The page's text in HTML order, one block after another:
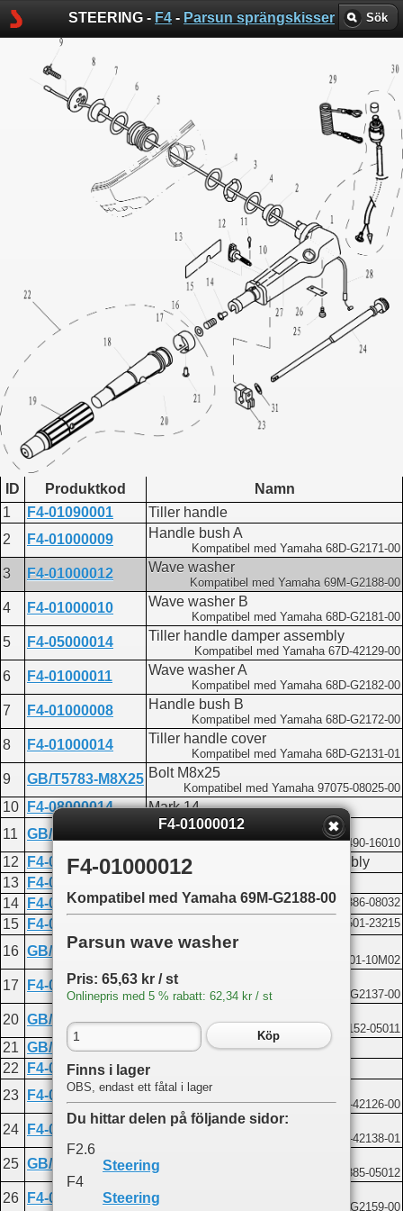
STEERING - F4 - Parsun sprängskisser Sök
ID Produktkod
Namn
1
F4-01090001
Tiller handle
2
F4-01000009 Handle bush A
Kompatibel med Yamaha 68D-G2171-00
3 F4-01000012 Wave washer
Kompatibel med Yamaha 69M-G2188-00
4 F4-01000010 Wave washer B
Kompatibel med Yamaha 68D-G2181-00
5 F4-05000014 Tiller handle damper assembly
Kompatibel med Yamaha 67D-42129-00
6 F4-01000011 Wave washer A
Kompatibel med Yamaha 68D-G2182-00
7 F4-01000008 Handle bush B
Kompatibel med Yamaha 68D-G2172-00
8 F4-01000014 Tiller handle cover
Kompatibel med Yamaha 68D-G2131-01
9 GB/T5783-M8X25 Bolt M8x25
Kompatibel med Yamaha 97075-08025-00
10 F4-08000014
Mark 14
11
GB/T91-1.6X12 Cotter pin 1.6x12
Kompatibel med Yamaha 91490-16010
12 F4-01090200
Friction adjustment knob assembly
13
F4-08000012
14
F4-01090006 Bush Kompatibel med Yamaha 90386-08032
15 F4-01090007 Kompatibel med Yamaha 90501-23215
16 GB/T848-10 Washer 10
Kompatibel med Yamaha 90201-10M02
17 F4-01090303 Throttle indicator
Kompatibel med Yamaha 68D-G2137-00
20 GB/T820-M5X25
Kompatibel med Yamaha 90152-05011
21 GB/T827-2X5
Rivet 2x5
22
F4-01090300
Tiller handle grip assembly
23
F4-01090003 Tiller handle friction
Kompatibel med Yamaha 6G1-42126-00
24 F4-01090100 Throttle lever assembly
Kompatibel med Yamaha 6G1-42138-01
25 GB/T818-M5X12
Kompatibel med Yamaha 97885-05012
26 F4-01090002 Throttle fixed plate
Kompatibel med Yamaha 68D-G2159-00
F4-01000012
F4-01000012
Kompatibel med Yamaha 69M-G2188-00
Parsun wave washer
Pris: 65,63 kr / st
Onlinepris med 5 % rabatt: 62,34 kr / st
Köp
Finns i lager
OBS, endast ett fåtal i lager
Du hittar delen på följande sidor:
F2.6
Steering
F4
Steering